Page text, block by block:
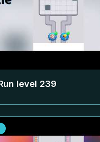
level 239